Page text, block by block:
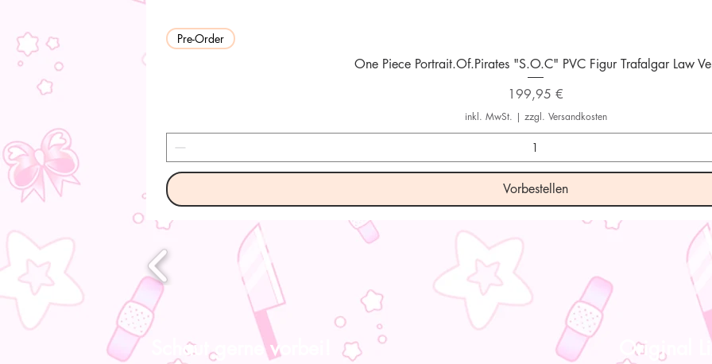
Pre-Order
One Piece Portrait.Of.Pirates "S.O.C" PVC Figur Trafalgar Law
Preis
199,95 €
inkl. MwSt. | zzgl. Versandkosten
Vorbestellen
Schaut gerne vorbei! Original